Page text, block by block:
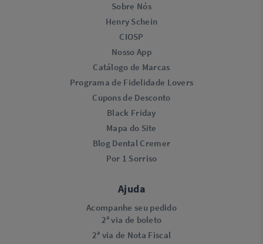
Sobre Nós
Henry Schein
CIOSP
Nosso App
Catálogo de Marcas
Programa de Fidelidade Lovers​
Cupons de Desconto
Black Friday
Mapa do Site
Blog Dental Cremer
Por 1 Sorriso
Ajuda
Acompanhe seu pedido
2ª via de boleto
2ª via de Nota Fiscal